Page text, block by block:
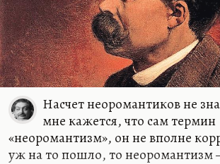
Насчет неоромантиков не
мне кажется, что сам термин
«неоромантизм», он не вполне
уж на то пошло, то